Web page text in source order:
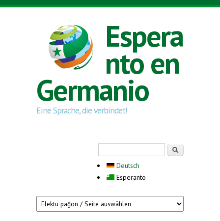
Skip to main content
Espera
nto en
Germanio
Eine Sprache, die verbindet!
Deutsch
Esperanto